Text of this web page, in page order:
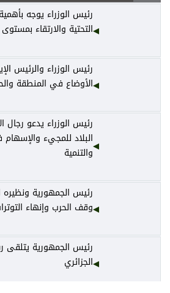
رئيس الوزراء يوجه
التحتية والارتقاء بمستوى
رئيس الوزراء والرئيس
الأوضاع في المنطقة
رئيس الوزراء يدعو رجال
البلاد للمجيء
والتنمية
رئيس الجمهورية ونظيره
وقف الحرب وإنهاء
رئيس الجمهورية يتلقى
الجزائري